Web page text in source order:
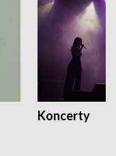
Koncerty